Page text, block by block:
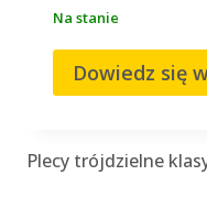
Na stanie
Dowiedz się
Plecy trójdzielne